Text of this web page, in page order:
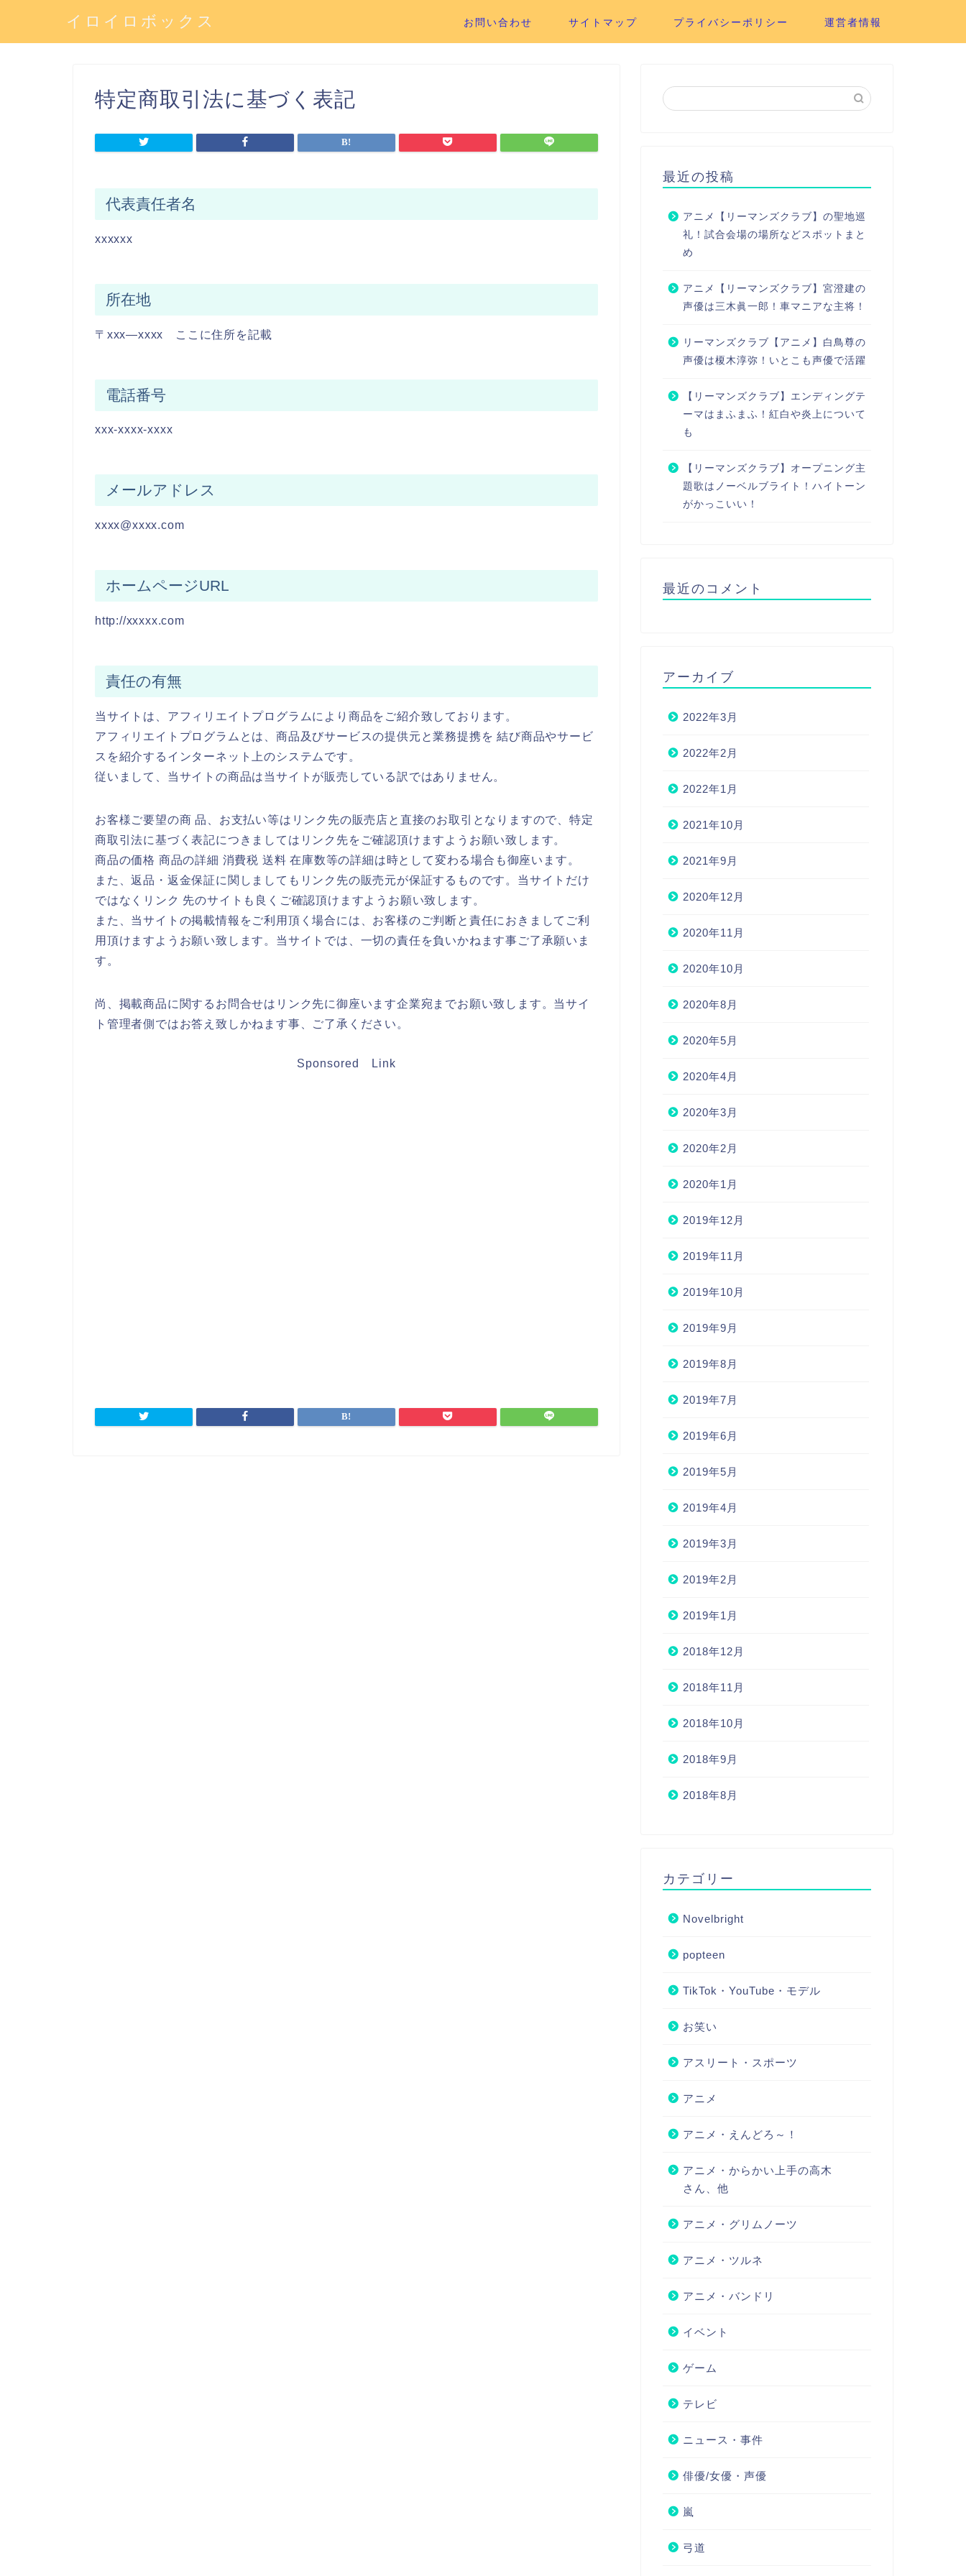
イロイロボックス お問い合わせ サイトマップ プライバシーポリシー 運営者情報
特定商取引法に基づく表記
代表責任者名
xxxxxx
所在地
〒xxx―xxxx ここに住所を記載
電話番号
xxx-xxxx-xxxx
メールアドレス
xxxx@xxxx.com
ホームページURL
http://xxxxx.com
責任の有無
当サイトは、アフィリエイトプログラムにより商品をご紹介致しております。
アフィリエイトプログラムとは、商品及びサービスの提供元と業務提携を 結び商品やサービ
スを紹介するインターネット上のシステムです。
従いまして、当サイトの商品は当サイトが販売している訳ではありません。
お客様ご要望の商 品、お支払い等はリンク先の販売店と直接のお取引となりますので、特定
商取引法に基づく表記につきましてはリンク先をご確認頂けますようお願い致します。
商品の価格 商品の詳細 消費税 送料 在庫数等の詳細は時として変わる場合も御座います。
また、返品・返金保証に関しましてもリンク先の販売元が保証するものです。当サイトだけ
ではなくリンク 先のサイトも良くご確認頂けますようお願い致します。
また、当サイトの掲載情報をご利用頂く場合には、お客様のご判断と責任におきましてご利
用頂けますようお願い致します。当サイトでは、一切の責任を負いかねます事ご了承願いま
す。
尚、掲載商品に関するお問合せはリンク先に御座います企業宛までお願い致します。当サイ
ト管理者側ではお答え致しかねます事、ご了承ください。
Sponsored Link
最近の投稿
アニメ【リーマンズクラブ】の聖地巡
礼！試合会場の場所などスポットまと
め
アニメ【リーマンズクラブ】宮澄建の
声優は三木眞一郎！車マニアな主将！
リーマンズクラブ【アニメ】白鳥尊の
声優は榎木淳弥！いとこも声優で活躍
【リーマンズクラブ】エンディングテ
ーマはまふまふ！紅白や炎上について
も
【リーマンズクラブ】オープニング主
題歌はノーベルブライト！ハイトーン
がかっこいい！
最近のコメント
アーカイブ
2022年3月
2022年2月
2022年1月
2021年10月
2021年9月
2020年12月
2020年11月
2020年10月
2020年8月
2020年5月
2020年4月
2020年3月
2020年2月
2020年1月
2019年12月
2019年11月
2019年10月
2019年9月
2019年8月
2019年7月
2019年6月
2019年5月
2019年4月
2019年3月
2019年2月
2019年1月
2018年12月
2018年11月
2018年10月
2018年9月
2018年8月
カテゴリー
Novelbright
popteen
TikTok・YouTube・モデル
お笑い
アスリート・スポーツ
アニメ
アニメ・えんどろ～！
アニメ・からかい上手の高木
さん、他
アニメ・グリムノーツ
アニメ・ツルネ
アニメ・バンドリ
イベント
ゲーム
テレビ
ニュース・事件
俳優/女優・声優
嵐
弓道